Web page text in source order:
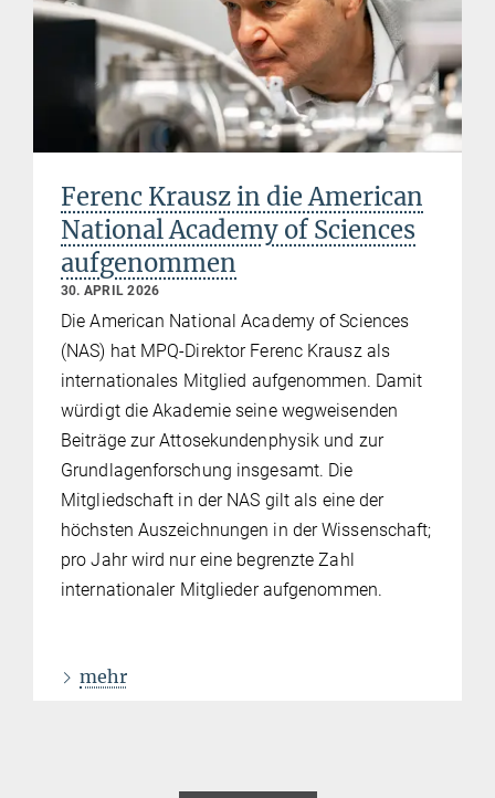
Ferenc Krausz in die American
National Academy of Sciences
aufgenommen
30. APRIL 2026
Die American National Academy of Sciences
(NAS) hat MPQ-Direktor Ferenc Krausz als
internationales Mitglied aufgenommen. Damit
würdigt die Akademie seine wegweisenden
Beiträge zur Attosekundenphysik und zur
Grundlagenforschung insgesamt. Die
Mitgliedschaft in der NAS gilt als eine der
höchsten Auszeichnungen in der Wissenschaft;
pro Jahr wird nur eine begrenzte Zahl
internationaler Mitglieder aufgenommen.
mehr